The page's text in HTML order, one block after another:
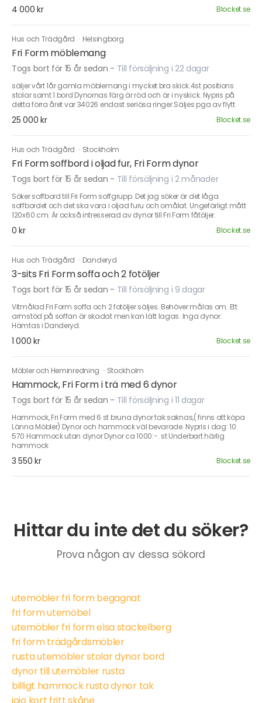
4 000 kr Blocket.se
Hus och Trädgård · Helsingborg
Fri Form möblemang
Togs bort för 15 år sedan - Till försäljning i 22 dagar
säljer vårt 1år gamla möblemang i mycket bra skick.4st positions
stolar samt 1 bord Dynornas färg är röd och är i nyskick. Nypris på
detta förra året var 34026 endast seriösa ringer.Säljes pga av flytt
25 000 kr Blocket.se
Hus och Trädgård · Stockholm
Fri Form soffbord i oljad fur, Fri Form dynor
Togs bort för 15 år sedan - Till försäljning i 2 månader
Söker soffbord till Fri Form soffgrupp. Det jag söker är det låga
soffbordet och det ska vara i oljad furu och omålat. Ungefärligt mått
120x60 cm. Är också intresserad av dynor till Fri Form fåtöljer.
0 kr Blocket.se
Hus och Trädgård · Danderyd
3-sits Fri Form soffa och 2 fotöljer
Togs bort för 15 år sedan - Till försäljning i 9 dagar
Vitmålad Fri Form soffa och 2 fotöljer säljes. Behöver målas om. Ett
armstöd på soffan är skadat men kan lätt lagas. Inga dynor.
Hämtas i Danderyd.
1 000 kr Blocket.se
Möbler och Heminredning · Stockholm
Hammock, Fri Form i trä med 6 dynor
Togs bort för 15 år sedan - Till försäljning i 11 dagar
Hammock, Fri Form med 6 st bruna dynor tak saknas,( finns att köpa
Länna Möbler) Dynor och hammock väl bevarade. Nypris i dag: 10
570 Hammock utan dynor Dynor ca 1000:-. st Underbart härlig
hammock
3 550 kr Blocket.se
Hittar du inte det du söker?
Prova någon av dessa sökord
utemöbler fri form begagnat
fri form utemöbel
utemöbler fri form elsa stackelberg
fri form trädgårdsmöbler
rusta utemöbler stolar dynor bord
dynor till utemöbler rusta
billigt hammock rusta dynor tak